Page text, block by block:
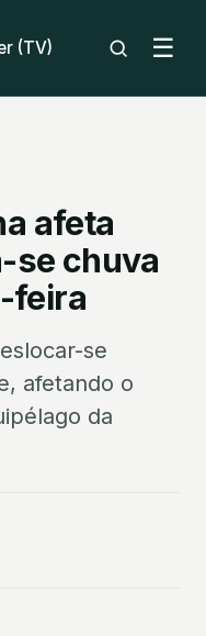
(TV) ☰
afeta
se chuva
feira
se
afetando o
da